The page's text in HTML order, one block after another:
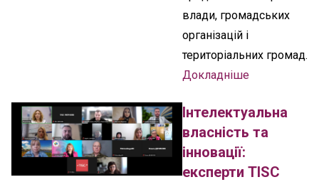
влади, громадських
організацій і
територіальних громад.
Докладніше
Інтелектуальна
власність та
інновації:
експерти TISC